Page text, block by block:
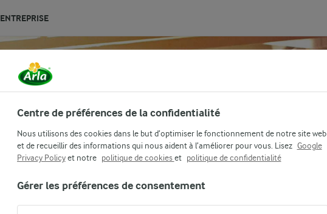
ENTREPRISE
Centre de préférences de la confidentialité
Nous utilisons des cookies dans le but d’optimiser le fonctionnement de notre site web
et de recueillir des informations qui nous aident à l’améliorer pour vous. Lisez Google
Privacy Policyet notre politique de cookieset politique de confidentialité
Gérer les préférences de consentement